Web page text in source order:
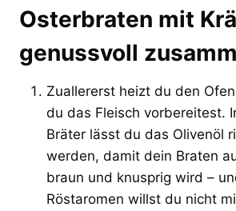
Osterbraten mit
genussvoll
Zuallererst heizt du den
du das Fleisch vorbereitest.
Bräter lässt du das Olivenöl
werden, damit dein Braten
braun und knusprig wird –
Röstaromen willst du nicht